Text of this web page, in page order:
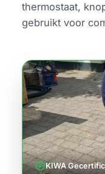
thermostaat,
gebruikt voor
verifiedKIWA